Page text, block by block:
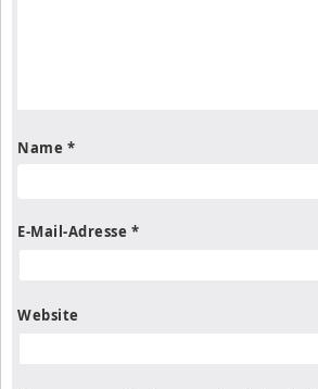
Name *
E-Mail-Adresse *
Website